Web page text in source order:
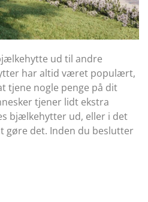
ud til andre
har altid været populært,
tjene nogle penge på dit
tjener lidt ekstra
bjælkehytter ud, eller i det
gøre det. Inden du beslutter